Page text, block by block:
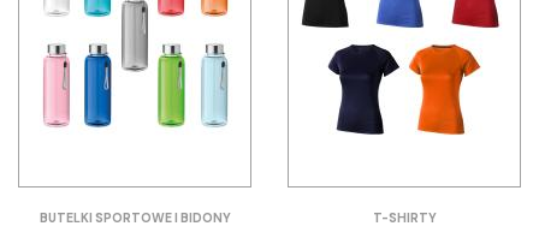
BUTELKI SPORTOWE I BIDONY T-SHIRTY